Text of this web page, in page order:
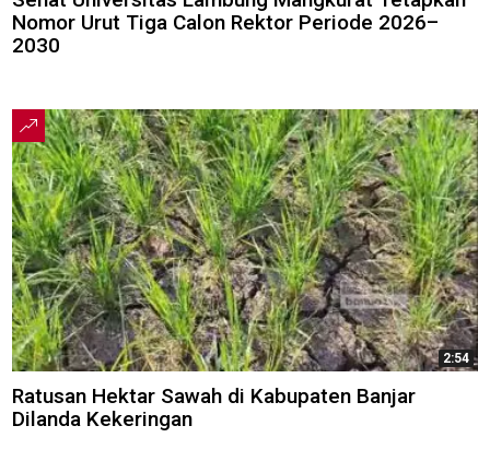
Nomor Urut Tiga Calon Rektor Periode 2026–
2030
2:54
Ratusan Hektar Sawah di Kabupaten Banjar
Dilanda Kekeringan